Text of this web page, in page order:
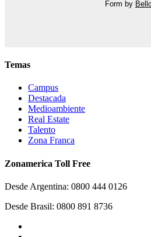
Form by
Temas
Campus
Destacada
Medioambiente
Real Estate
Talento
Zona Franca
Zonamerica Toll Free
Desde Argentina: 0800 444 0126
Desde Brasil: 0800 891 8736